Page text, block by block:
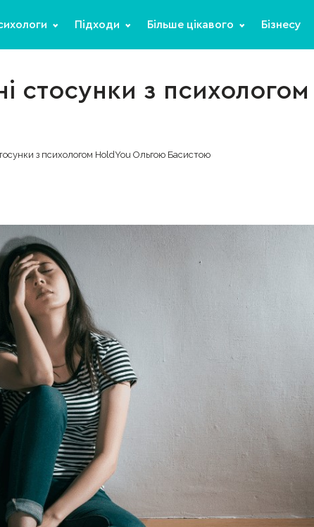
Підходи Більше цікавого Бізнесу
стосунки з
з психологом HoldYou Ольгою Басистою